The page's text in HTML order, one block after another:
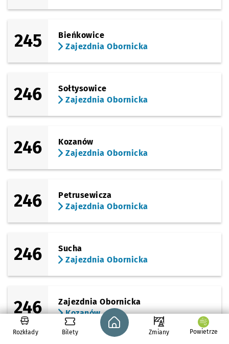
245
Bieńkowice
Zajezdnia Obornicka
246
Sołtysowice
Zajezdnia Obornicka
246
Kozanów
Zajezdnia Obornicka
246
Petrusewicza
Zajezdnia Obornicka
246
Sucha
Zajezdnia Obornicka
246
Zajezdnia Obornicka
Kozanów
Rozkłady Bilety
Strona główna - wroclaw.pl
Zmiany Powietrze